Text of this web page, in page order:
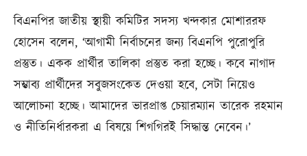
বিএনপির জাতীয় স্থায়ী কমিটির সদস্য খন্দকার মোশাররফ
হোসেন বলেন, ‘আগামী নির্বাচনের জন্য বিএনপি পুরোপুরি
প্রস্তুত। একক প্রার্থীর তালিকা প্রস্তুত করা হচ্ছে। কবে নাগাদ
সম্ভাব্য প্রার্থীদের সবুজসংকেত দেওয়া হবে, সেটা নিয়েও
আলোচনা হচ্ছে। আমাদের ভারপ্রাপ্ত চেয়ারম্যান তারেক রহমান
ও নীতিনির্ধারকরা এ বিষয়ে শিগগিরই সিদ্ধান্ত নেবেন।’